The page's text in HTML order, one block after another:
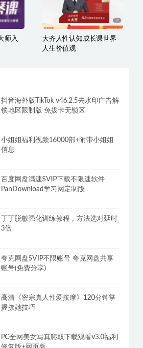
师入
大齐人性认知成长课世界
人生价值观
抖音海外版TikTok v46.2.5去水印广告解
锁地区限制版 免拔卡无锁区
小姐姐福利视频16000部+附带小姐姐
信息
百度网盘满速SVIP下载不限速软件
PanDownload学习网定制版
丁丁脱敏强化训练教程，方法选对延时
3倍
夸克网盘SVIP不限账号 夸克网盘共享
账号(免费分享)
高清《密宗真人性爱按摩》120分钟掌
握撩她技巧
PC全网美女写真爬取下载观看v3.0福利